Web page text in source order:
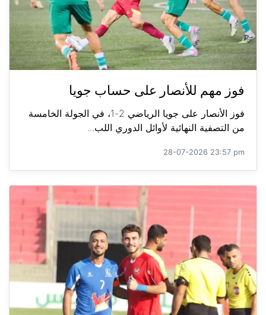
فوز مهم للأنصار على حساب جويا
فوز الأنصار على جويا الرياضي 2-1، في الجولة الخامسة
من التصفية النهائية لأوائل الدوري اللب...
28-07-2026 23:57 pm